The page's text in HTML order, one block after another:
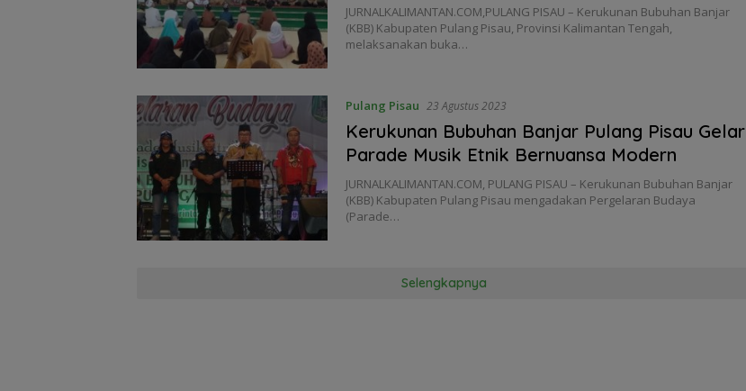
JURNALKALIMANTAN.COM,PULANG PISAU – Kerukunan Bubuhan Banjar
(KBB) Kabupaten Pulang Pisau, Provinsi Kalimantan Tengah,
melaksanakan buka…
Pulang Pisau 23 Agustus 2023
Kerukunan Bubuhan Banjar Pulang Pisau Gelar
Parade Musik Etnik Bernuansa Modern
JURNALKALIMANTAN.COM, PULANG PISAU – Kerukunan Bubuhan Banjar
(KBB) Kabupaten Pulang Pisau mengadakan Pergelaran Budaya
(Parade…
Selengkapnya